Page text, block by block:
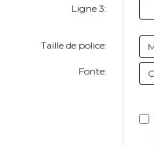
Ligne 3:
Taille de police:
Fonte: